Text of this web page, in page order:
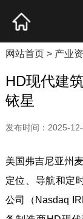
网站首页> 产业
HD现代建
铱星
发布时间：2025-
美国弗吉尼亚州
定位、导航和定
公司（Nasdaq